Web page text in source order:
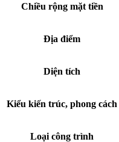
Chiều rộng mặt tiền
Địa điểm
Diện tích
Kiểu kiến trúc, phong cách
Loại công trình